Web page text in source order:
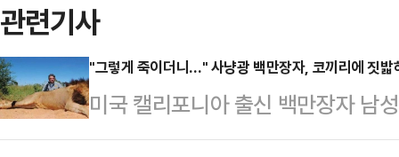
관련기사
"그렇게 죽이더니…" 사냥광 백만장자, 코끼리에 짓밟
미국 캘리포니아 출신 백만장자 남
사망하는 사고가 발생했다.24일(